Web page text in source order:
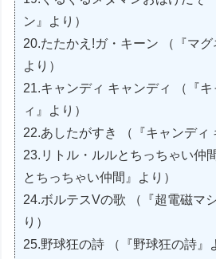
ン』より）
20.たたかえ!ガ・キーン （『マグ
より）
21.キャンディ キャンディ （『
ィ』より）
22.あしたがすき （『キャンディ
23.リトル・ルルとちっちゃい仲
とちっちゃい仲間』より）
24.ボルテスVの歌 （『超電磁マ
り）
25.野球狂の詩 （『野球狂の詩』